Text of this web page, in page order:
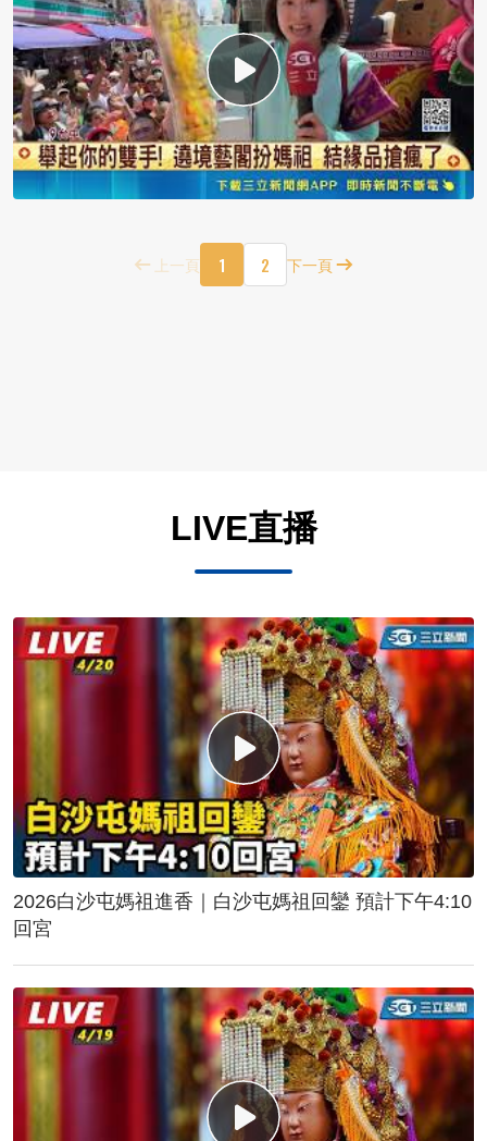
上一頁 1 2 下一頁
LIVE直播
2026白沙屯媽祖進香｜白沙屯媽祖回鑾 預計下午4:10
回宮